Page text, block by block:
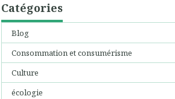
Catégories
Blog
Consommation et consumérisme
Culture
écologie